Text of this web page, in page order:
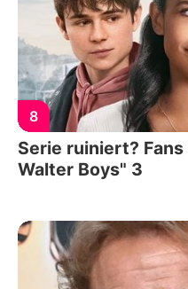
8
Serie ruiniert?
Walter Boys" 3